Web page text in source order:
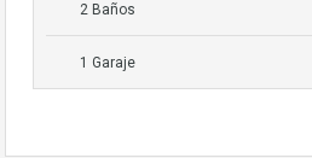
2 Baños
1 Garaje